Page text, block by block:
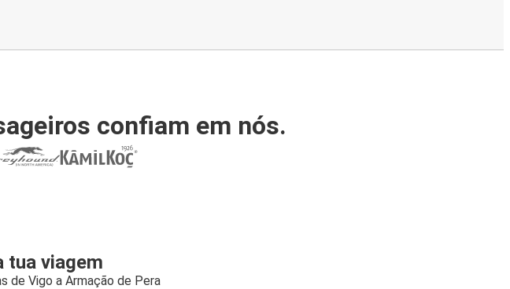
confiam em nós.
tua viagem
de Vigo a Armação de Pera